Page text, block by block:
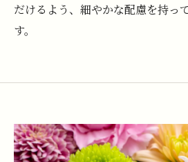
だけるよう、細やかな配慮を持っ
す。